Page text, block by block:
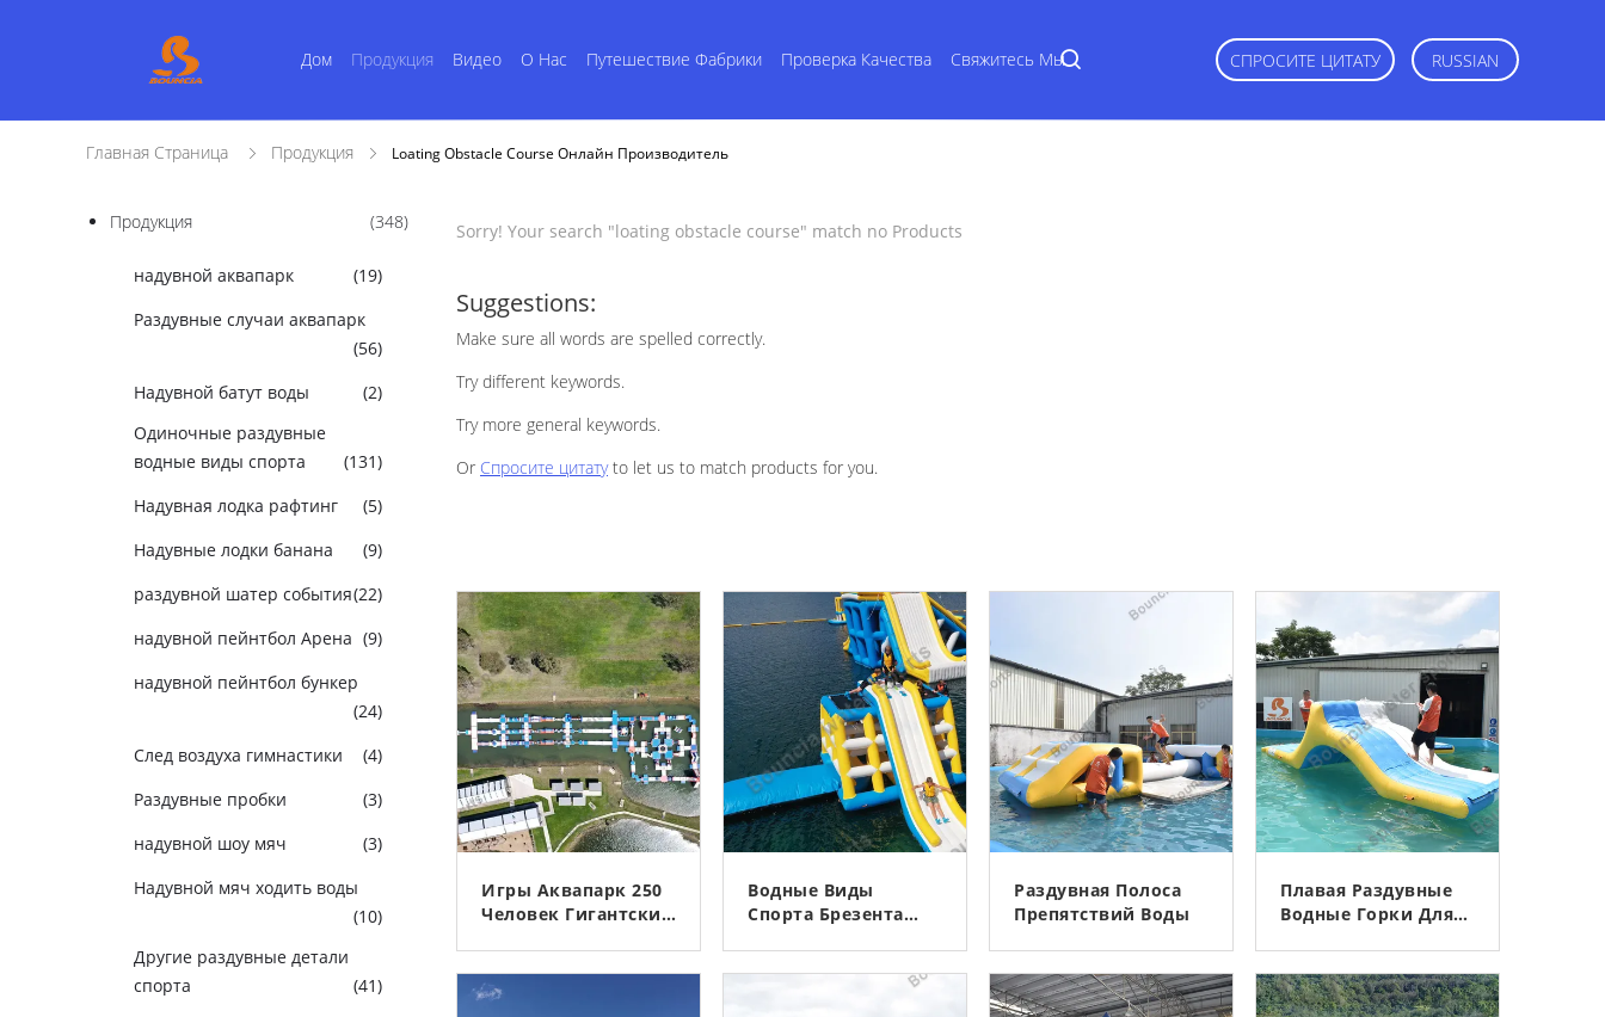
Дом Продукция Видео О Нас Путешествие Фабрики Проверка Качества Свяжитесь Мы СПРОСИТЕ ЦИТАТУ RUSSIAN
Главная Страница Продукция Loating Obstacle Course Онлайн Производитель
Продукция (348)
надувной аквапарк
(19)
Раздувные случаи аквапарк
(56)
Надувной батут воды
(2)
Одиночные раздувные
водные виды спорта
(131)
Надувная лодка рафтинг
(5)
Надувные лодки банана
(9)
раздувной шатер события(22)
надувной пейнтбол Арена (9)
надувной пейнтбол бункер
(24)
След воздуха гимнастики
(4)
Раздувные пробки
(3)
надувной шоу мяч
(3)
Надувной мяч ходить воды
(10)
Другие раздувные детали
спорта
(41)
Sorry! Your search "loating obstacle course" match no Products
Suggestions:
Make sure all words are spelled correctly.
Try different keywords.
Try more general keywords.
Or Спросите цитатуto let us to match products for you.
Игры Аквапарк 250
Человек Гигантские
Сертификата ТУВ
КОНТАКТ
Водные Виды
Спорта Брезента
КОНТАКТ
Раздувная Полоса
Препятствий Воды
КОНТАКТ
Плавая Раздувные
Водные Горки Для
КОНТАКТ